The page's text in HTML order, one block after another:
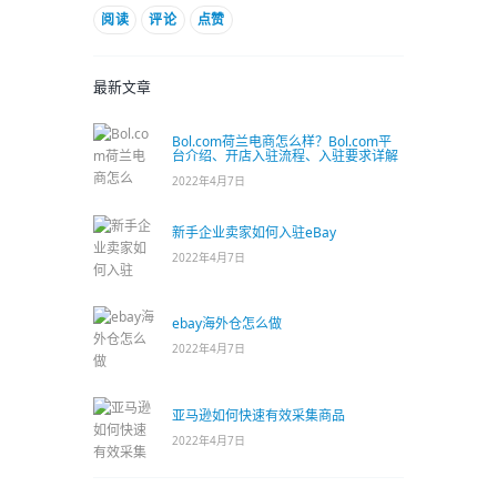
阅读 评论 点赞
最新文章
Bol.com荷兰电商怎么样？Bol.com平
台介绍、开店入驻流程、入驻要求详解
2022年4月7日
新手企业卖家如何入驻eBay
2022年4月7日
ebay海外仓怎么做
2022年4月7日
亚马逊如何快速有效采集商品
2022年4月7日